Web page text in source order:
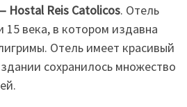
Hostal Reis Catolicos. Отель
15 века, в котором издавна
Отель имеет красивый
сохранилось множество